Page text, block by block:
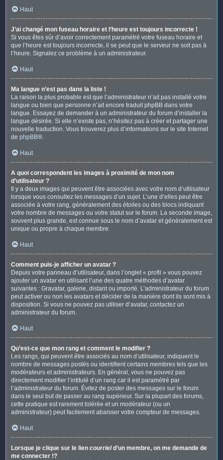
Haut
J’ai changé mon fuseau horaire et l’heure est toujours incorrecte !
Si vous êtes sûr d’avoir correctement paramétré votre fuseau horaire et
que l’heure est toujours incorrecte, il se peut que le serveur ne soit pas à
l’heure. Signalez ce problème à un administrateur.
Haut
Ma langue n’est pas dans la liste !
La raison la plus probable est que l’administrateur n’ait pas installé votre
langue ou bien que personne n’ait encore traduit phpBB dans votre
langue. Essayez de demander à un administrateur du forum d’installer la
langue désirée. Si elle n’existe pas, n’hésitez pas à créer et partager une
nouvelle traduction. Vous trouverez plus d’informations sur le site Internet
de phpBB®.
Haut
A quoi correspondent les images à proximité de mon nom
d’utilisateur ?
Il y a deux images qui peuvent être associées avec votre nom d’utilisateur
lorsque vous consultez les messages d’un sujet. L’une d’elles peut être
associée à votre rang, généralement des étoiles ou des blocs indiquant
votre nombre de messages ou votre statut sur le forum. La seconde image,
souvent plus grande, est connue sous le nom d’avatar et généralement est
unique ou propre à chaque membre.
Haut
Comment puis-je afficher un avatar ?
Depuis votre panneau d’utilisateur, dans l’onglet « profil » vous pouvez
ajouter un avatar en utilisant l’une des quatre méthodes d’avatar
suivantes : Gravatar, galerie, distant ou importé. L’administrateur du forum
peut activer ou non les avatars et décider de la manière dont ils sont mis à
disposition. Si vous ne pouvez pas utiliser d’avatar, contactez un
administrateur du forum.
Haut
Qu’est-ce que mon rang et comment le modifier ?
Les rangs, qui peuvent être associés au nom d’utilisateur, indiquent le
nombre de messages postés ou identifient certains membres tels que les
modérateurs et administrateurs. En général, vous ne pouvez pas
directement modifier l’intitulé d’un rang car il est paramétré par
l’administrateur du forum. Évitez de poster des messages sur le forum
dans le seul but de passer au rang supérieur. Sur la plupart des forums,
cette pratique est rarement tolérée et un modérateur (ou un
administrateur) peut facilement abaisser votre compteur de messages.
Haut
Lorsque je clique sur le lien courrield’un membre, on me demande de
me connecter !?